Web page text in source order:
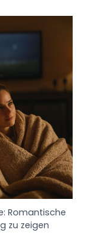
Romantische
zu zeigen